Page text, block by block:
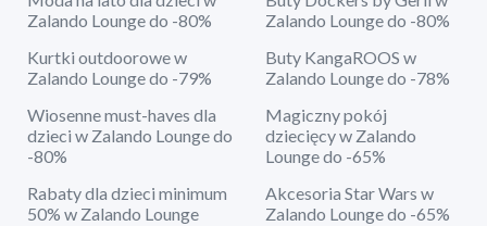
Zalando Lounge do -80%
Zalando Lounge do -80%
Kurtki outdoorowe w
Zalando Lounge do -79%
Buty KangaROOS w
Zalando Lounge do -78%
Wiosenne must-haves dla
dzieci w Zalando Lounge do
-80%
Magiczny pokój
dziecięcy w Zalando
Lounge do -65%
Rabaty dla dzieci minimum
50% w Zalando Lounge
Akcesoria Star Wars w
Zalando Lounge do -65%